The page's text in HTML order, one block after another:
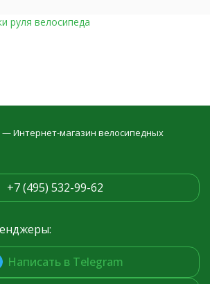
руля велосипеда
— Интернет-магазин велосипедных
+7 (495) 532-99-62
Написать в Telegram